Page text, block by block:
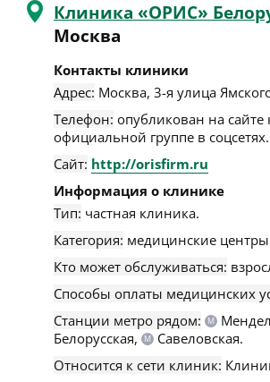
Клиника «ОРИС»
Москва
Контакты клиники
Адрес: Москва, 3-я улица
Телефон: опубликован на
официальной группе в соцсетях.
Сайт: http://orisfirm.ru
Информация о клинике
Тип: частная клиника.
Категория: медицинские
Кто может обслуживаться:
Способы оплаты медицинских
Станции метро рядом:
М
Белорусская, М
Савеловская.
Относится к сети клиник: